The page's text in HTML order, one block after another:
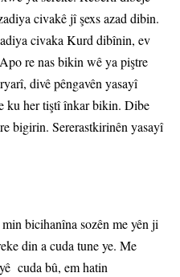
civakê jî şexs azad dibin.
civaka Kurd dibînin, ev
re nas bikin wê ya piştre
divê pêngavên yasayî
ku her tiştî înkar bikin. Dibe
bigirin. Sererastkirinên yasayî
bicihanîna sozên me yên ji
din a cuda tune ye. Me
cuda bû, em hatin